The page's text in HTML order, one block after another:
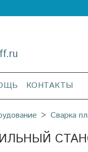
КОНТАКТЫ
Сварка